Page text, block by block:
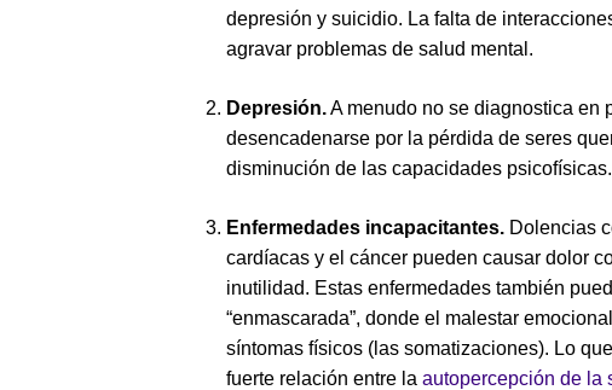
depresión y suicidio. La falta de
agravar problemas de salud mental.
Depresión.A menudo no se diagnostica en
desencadenarse por la pérdida de seres
disminución de las capacidades psicofísicas.
Enfermedades incapacitantes. Dolencias
cardíacas y el cáncer pueden causar dolor
inutilidad. Estas enfermedades también
“enmascarada”, donde el malestar
síntomas físicos (las somatizaciones). Lo
fuerte relación entre la autopercepción de la